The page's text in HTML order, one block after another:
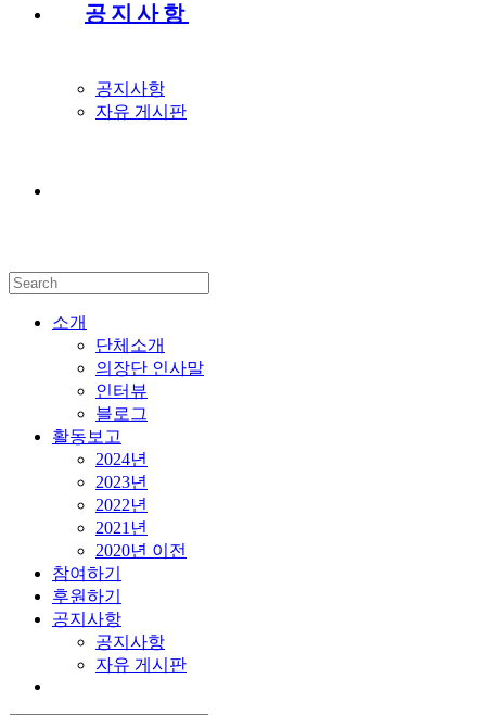
공지사항
공지사항
자유 게시판
소개
단체소개
의장단 인사말
인터뷰
블로그
활동보고
2024년
2023년
2022년
2021년
2020년 이전
참여하기
후원하기
공지사항
공지사항
자유 게시판